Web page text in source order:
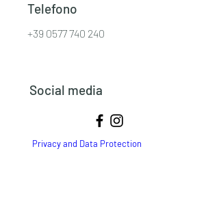
Telefono
+39 0577 740 240
Social media
Privacy and Data Protection